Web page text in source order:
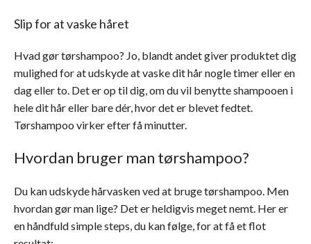
Slip for at vaske håret
Hvad gør tørshampoo? Jo, blandt andet giver produktet dig
mulighed for at udskyde at vaske dit hår nogle timer eller en
dag eller to. Det er op til dig, om du vil benytte shampooen i
hele dit hår eller bare dér, hvor det er blevet fedtet.
Tørshampoo virker efter få minutter.
Hvordan bruger man tørshampoo?
Du kan udskyde hårvasken ved at bruge tørshampoo. Men
hvordan gør man lige? Det er heldigvis meget nemt. Her er
en håndfuld simple steps, du kan følge, for at få et flot